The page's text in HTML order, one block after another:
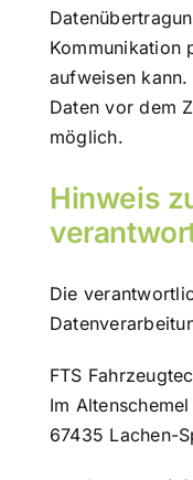
Kommunikation
aufweisen
Daten vor dem
möglich.
Hinweis
Die
FTS
Im
67435 Lachen-